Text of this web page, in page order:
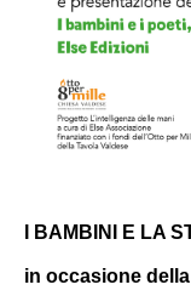
I BAMBINI E LA
in occasione